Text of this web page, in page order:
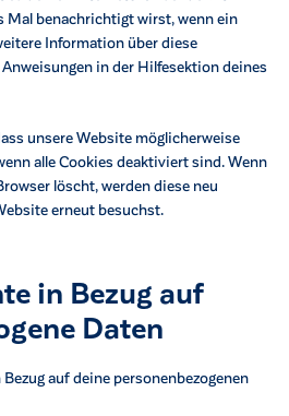
Mal benachrichtigt wirst, wenn ein
Information über diese
in der Hilfesektion deines
unsere Website möglicherweise
alle Cookies deaktiviert sind. Wenn
löscht, werden diese neu
erneut besuchst.
in Bezug auf
Daten
auf deine personenbezogenen